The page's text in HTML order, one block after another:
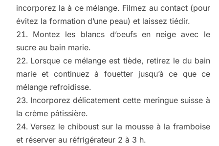
incorporez la à ce mélange. Filmez au contact (pour
évitez la formation d’une peau) et laissez tiédir.
Montez les blancs d’oeufs en neige avec le
sucre au bain marie.
Lorsque ce mélange est tiède, retirez le du bain
marie et continuez à fouetter jusqu’à ce que ce
mélange refroidisse.
Incorporez délicatement cette meringue suisse à
la crème pâtissière.
Versez le chiboust sur la mousse à la framboise
et réserver au réfrigérateur 2 à 3 h.